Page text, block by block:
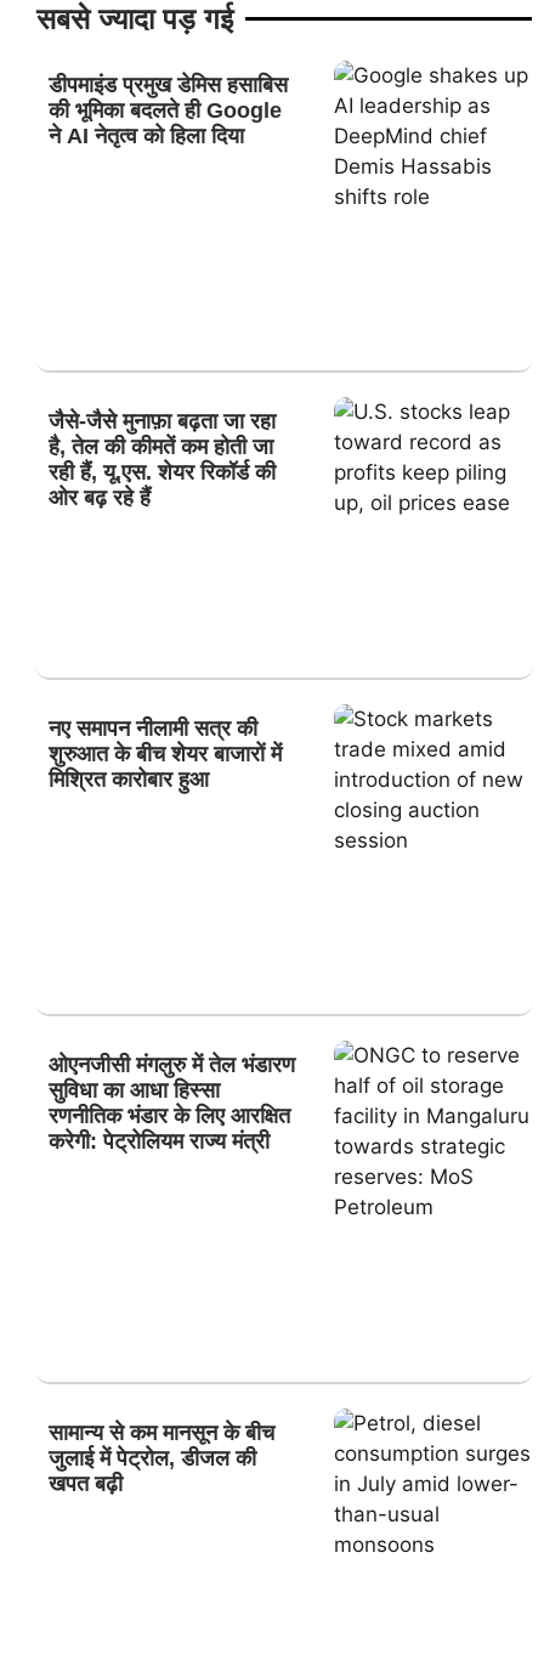
सबसे ज्यादा पड़ गई
डीपमाइंड प्रमुख डेमिस हसाबिस
की भूमिका बदलते ही Google
ने AI नेतृत्व को हिला दिया
जैसे-जैसे मुनाफ़ा बढ़ता जा रहा
है, तेल की कीमतें कम होती जा
रही हैं, यू.एस. शेयर रिकॉर्ड की
ओर बढ़ रहे हैं
नए समापन नीलामी सत्र की
शुरुआत के बीच शेयर बाजारों में
मिश्रित कारोबार हुआ
ओएनजीसी मंगलुरु में तेल भंडारण
सुविधा का आधा हिस्सा
रणनीतिक भंडार के लिए आरक्षित
करेगी: पेट्रोलियम राज्य मंत्री
सामान्य से कम मानसून के बीच
जुलाई में पेट्रोल, डीजल की
खपत बढ़ी